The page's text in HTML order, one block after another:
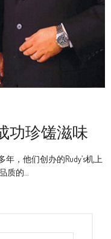
功珍馐滋味
年，他们创办的Rudy’s机上
质的…